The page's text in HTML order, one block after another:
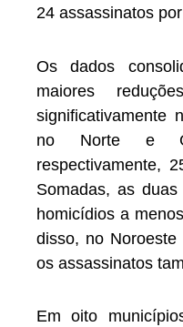
24 assassinatos
Os dados
maiores
significativamente
no Norte e
respectivamente,
Somadas, as
homicídios a
disso, no
os assassinatos
Em oito